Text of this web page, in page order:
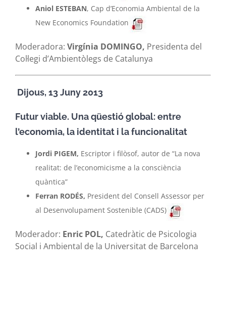
Aniol ESTEBAN, Cap d’Economia Ambiental de la
New Economics Foundation
Moderadora: Virgínia DOMINGO, Presidenta del
Col·legi d’Ambientòlegs de Catalunya
Dijous, 13 Juny 2013
Futur viable. Una qüestió global: entre
l’economia, la identitat i la funcionalitat
Jordi PIGEM, Escriptor i filòsof, autor de “La nova
realitat: de l’economicisme a la consciència
quàntica”
Ferran RODÉS, President del Consell Assessor per
al Desenvolupament Sostenible (CADS)
Moderador: Enric POL, Catedràtic de Psicologia
Social i Ambiental de la Universitat de Barcelona